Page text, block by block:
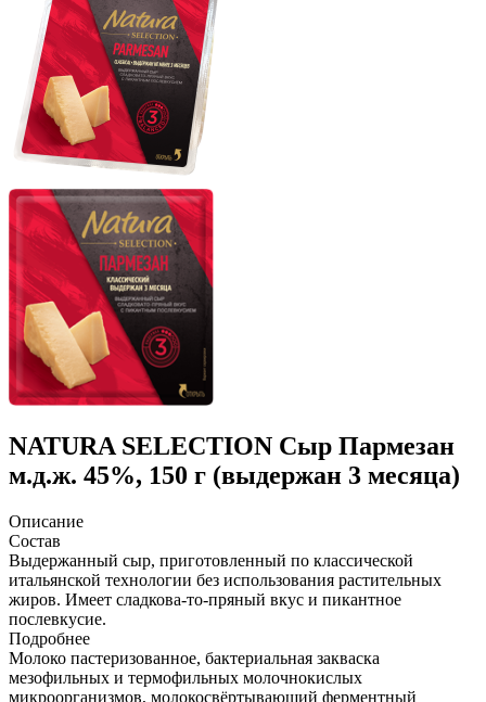
NATURA SELECTION Сыр Пармезан
м.д.ж. 45%, 150 г (выдержан 3 месяца)
Описание
Состав
Выдержанный сыр, приготовленный по классической
итальянской технологии без использования растительных
жиров. Имеет сладкова-то-пряный вкус и пикантное
послевкусие.
Подробнее
Молоко пастеризованное, бактериальная закваска
мезофильных и термофильных молочнокислых
микроорганизмов, молокосвёртывающий ферментный